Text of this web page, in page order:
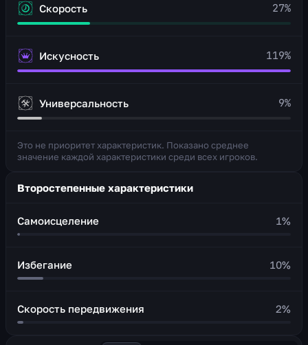
Скорость 27%
Искусность 119%
Универсальность 9%
Это не приоритет характеристик. Показано среднее
значение каждой характеристики среди всех игроков.
Второстепенные характеристики
Самоисцеление 1%
Избегание 10%
Скорость передвижения 2%